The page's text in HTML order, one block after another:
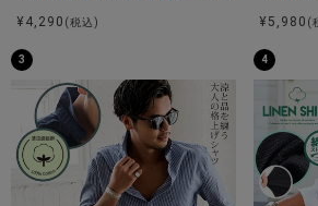
¥ 4,290 (税込)
¥ 5,980 (
3 4